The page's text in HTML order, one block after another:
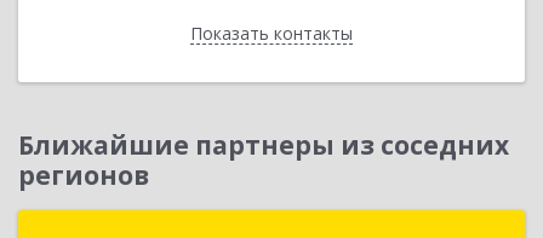
Показать контакты
Назад
Ближайшие партнеры из соседних
регионов